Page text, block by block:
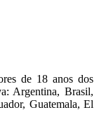
de 18 anos dos
Argentina, Brasil,
Guatemala, El